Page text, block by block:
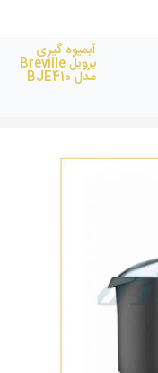
آبمیوه گیری
برویل Breville
مدل BJE410